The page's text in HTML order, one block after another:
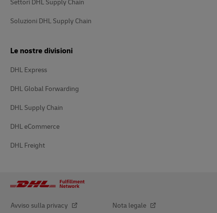
Settori DHL Supply Chain
Soluzioni DHL Supply Chain
Le nostre divisioni
DHL Express
DHL Global Forwarding
DHL Supply Chain
DHL eCommerce
DHL Freight
Avviso sulla privacy Nota legale